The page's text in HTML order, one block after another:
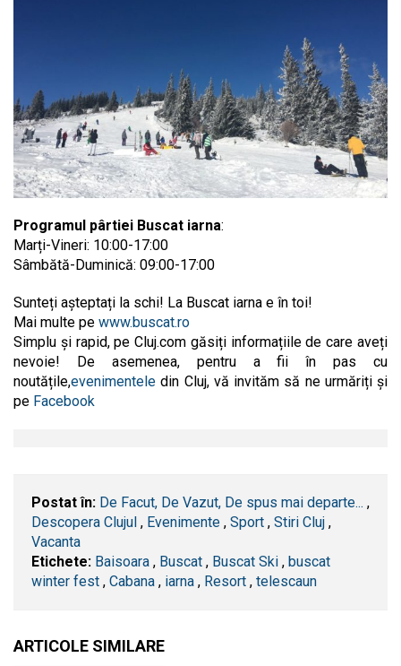
Programul pârtiei Buscat iarna:
Marți-Vineri: 10:00-17:00
Sâmbătă-Duminică: 09:00-17:00
Sunteți așteptați la schi! La Buscat iarna e în toi!
Mai multe pe www.buscat.ro
Simplu și rapid, pe Cluj.com găsiți informațiile de care aveți
nevoie! De asemenea, pentru a fii în pas cu
noutățile,evenimentele din Cluj, vă invităm să ne urmăriți și
pe Facebook
Postat în: De Facut, De Vazut, De spus mai departe... ,
Descopera Clujul , Evenimente , Sport , Stiri Cluj ,
Vacanta
Etichete: Baisoara , Buscat , Buscat Ski , buscat
winter fest , Cabana , iarna , Resort , telescaun
ARTICOLE SIMILARE